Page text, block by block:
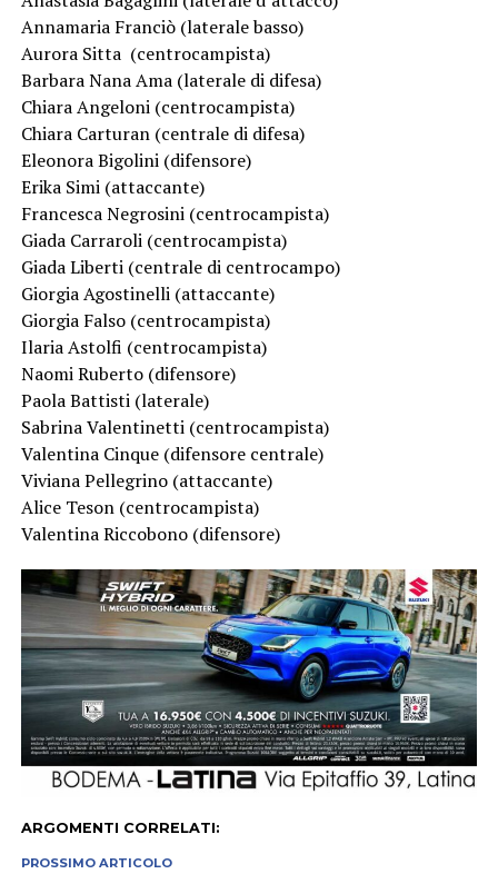
Annamaria Franciò (laterale basso)
Aurora Sitta (centrocampista)
Barbara Nana Ama (laterale di difesa)
Chiara Angeloni (centrocampista)
Chiara Carturan (centrale di difesa)
Eleonora Bigolini (difensore)
Erika Simi (attaccante)
Francesca Negrosini (centrocampista)
Giada Carraroli (centrocampista)
Giada Liberti (centrale di centrocampo)
Giorgia Agostinelli (attaccante)
Giorgia Falso (centrocampista)
Ilaria Astolfi (centrocampista)
Naomi Ruberto (difensore)
Paola Battisti (laterale)
Sabrina Valentinetti (centrocampista)
Valentina Cinque (difensore centrale)
Viviana Pellegrino (attaccante)
Alice Teson (centrocampista)
Valentina Riccobono (difensore)
ARGOMENTI CORRELATI:
PROSSIMO ARTICOLO